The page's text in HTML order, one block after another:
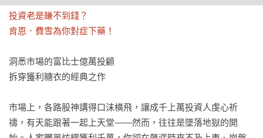
投資老是賺不到錢？
肯恩．費雪為你對症下藥！
洞悉市場的富比士億萬投顧
拆穿獲利糖衣的經典之作
市場上，各路股神講得口沫橫飛，讓成千上萬投資人虔心祈
禱，有天能跟著一起上天堂——然而，往往是墜落地獄的開